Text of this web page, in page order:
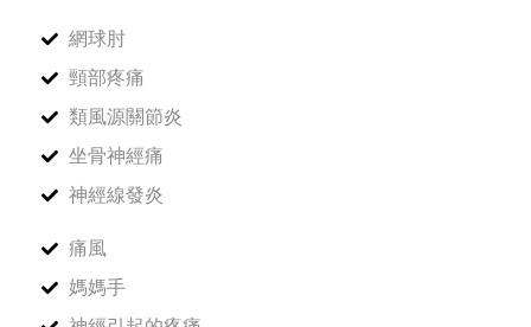
網球肘
頸部疼痛
類風源關節炎
坐骨神經痛
神經線發炎
痛風
媽媽手